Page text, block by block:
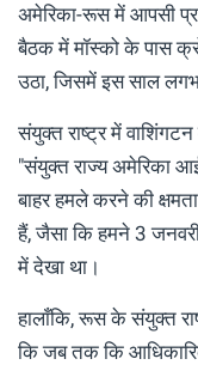
अमेरिका-रूस में आपसी
बैठक में मॉस्को के पास
उठा, जिसमें इस साल
संयुक्त राष्ट्र में
"संयुक्त राज्य अमेरिका
बाहर हमले करने की
हैं, जैसा कि हमने 3
में देखा था।
हालाँकि, रूस के संयुक्त
कि जब तक कि